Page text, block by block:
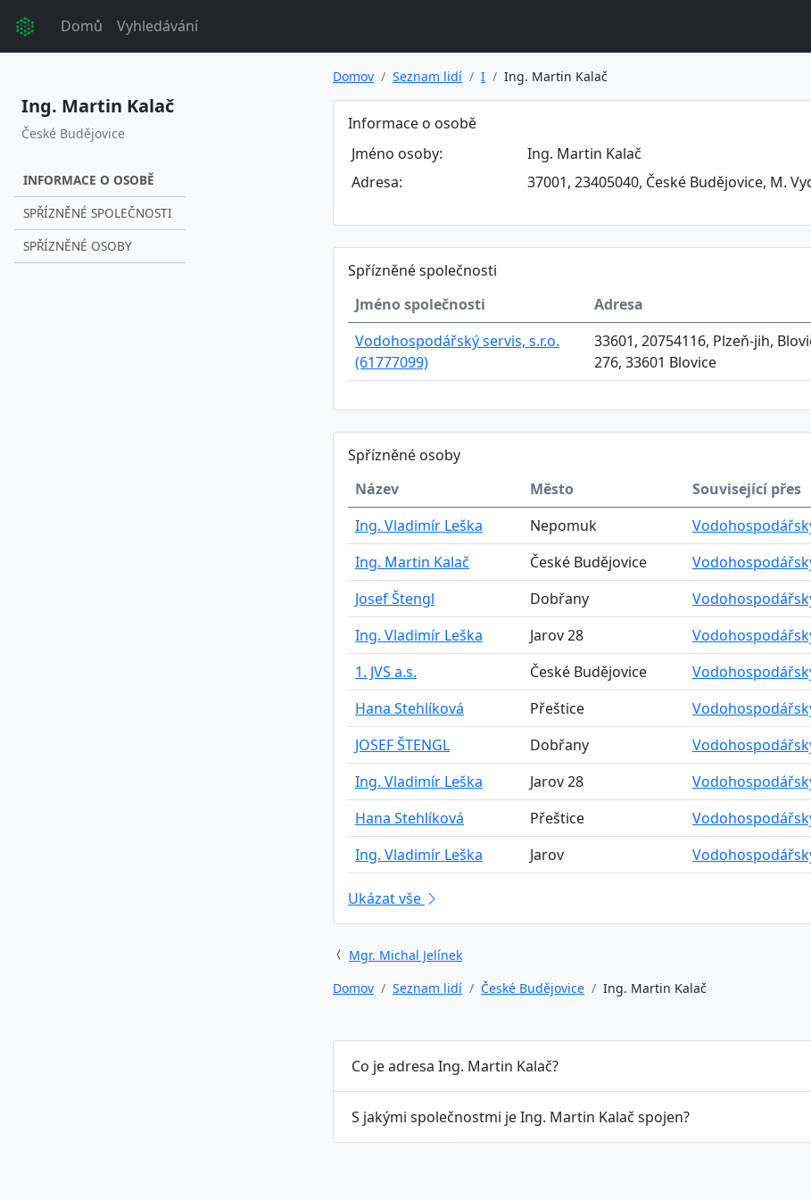
Domů Vyhledávání
Ing. Martin Kalač
České Budějovice
INFORMACE O OSOBĚ
SPŘÍZNĚNÉ SPOLEČNOSTI
SPŘÍZNĚNÉ OSOBY
Domov Seznam lidí I Ing. Martin Kalač
Informace o osobě
Jméno osoby:
Ing. Martin Kalač
Adresa:
37001, 23405040, České Budějovice, M.
Spřízněné společnosti
Jméno společnosti
Adresa
Vodohospodářský servis, s.r.o.
(61777099)
33601, 20754116, Plzeň-jih,
276, 33601 Blovice
Spřízněné osoby
Název
Město
Související přes
Ing. Vladimír Leška
Nepomuk
Ing. Martin Kalač
České Budějovice
Josef Štengl
Dobřany
Ing. Vladimír Leška
Jarov 28
1. JVS a.s.
České Budějovice
Hana Stehlíková
Přeštice
JOSEF ŠTENGL
Dobřany
Ing. Vladimír Leška
Jarov 28
Hana Stehlíková
Přeštice
Ing. Vladimír Leška
Jarov
Ukázat vše
Mgr. Michal Jelínek
Domov
Seznam lidí České Budějovice Ing. Martin Kalač
Co je adresa Ing. Martin Kalač?
S jakými společnostmi je Ing. Martin Kalač spojen?